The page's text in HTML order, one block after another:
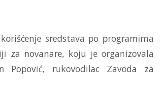
sredstava po programima
za novanare, koju je organizovala
Popović, rukovodilac Zavoda za